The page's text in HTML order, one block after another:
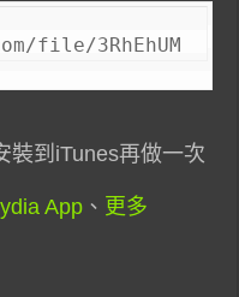
file/3RhEhUM
裝到iTunes再做一次
App 、 更多